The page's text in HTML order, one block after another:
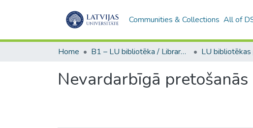
Communities & Collections All of
Home B1 – LU bibliotēka / Library of the UL
Nevardarbīgā